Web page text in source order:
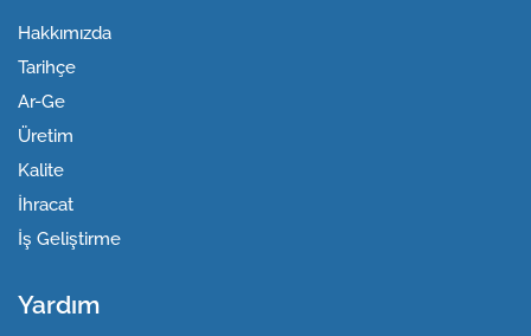
Hakkımızda
Tarihçe
Ar-Ge
Üretim
Kalite
İhracat
İş Geliştirme
Yardım